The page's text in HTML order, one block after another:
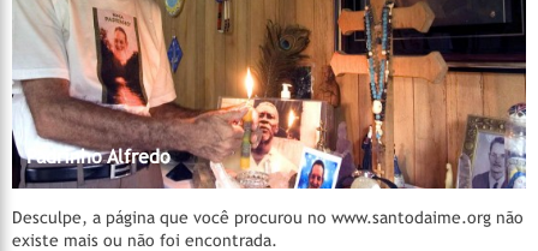
Madrinha Rita
Catedral da Floresta
Catedral da Floresta
Acervo do CEDOC
Catedral da Floresta
Santa Casa de Cura - Padrinho Manoel Corrente
Nossos Padrinhos
AMAGAIA
Manejo Florestal Comunitário
Vila Céu do Mapiá
Mestre Irineu
Fazenda São Sebastião
Padrinho Sebastião
Hinários
Feitio
Feitio
Padrinho Alfredo
Desculpe, a página que você procurou no www.santodaime.org não
existe mais ou não foi encontrada.